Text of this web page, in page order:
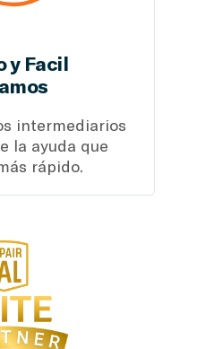
y Facil
intermediarios
la ayuda que
rápido.